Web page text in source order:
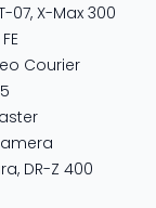
07, X-Max 300
Courier
, DR-Z 400